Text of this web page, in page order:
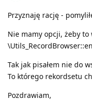
Przyznaję rację -
Nie mamy opcji, żeby to
Tak jak pisałem nie do
To którego rekordsetu
Pozdrawiam,